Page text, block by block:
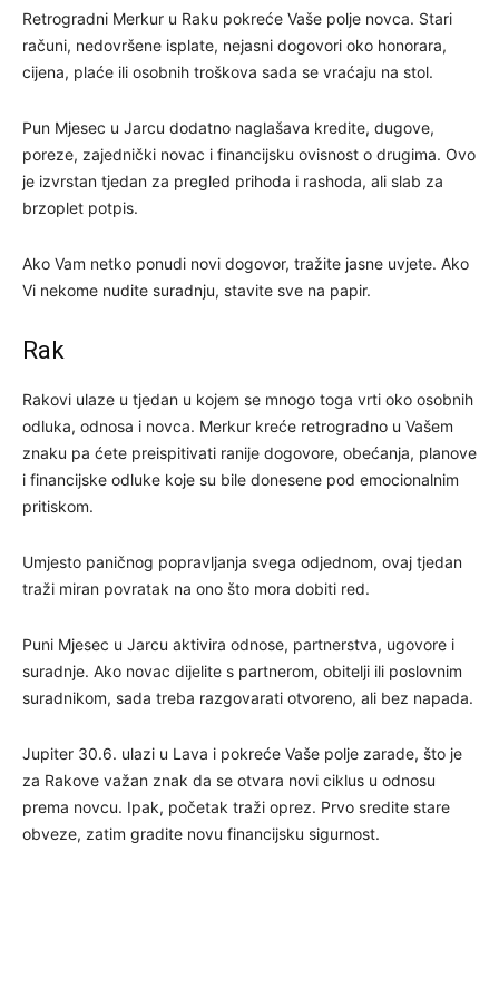
Retrogradni Merkur u Raku pokreće Vaše polje novca. Stari
računi, nedovršene isplate, nejasni dogovori oko honorara,
cijena, plaće ili osobnih troškova sada se vraćaju na stol.
Pun Mjesec u Jarcu dodatno naglašava kredite, dugove,
poreze, zajednički novac i financijsku ovisnost o drugima. Ovo
je izvrstan tjedan za pregled prihoda i rashoda, ali slab za
brzoplet potpis.
Ako Vam netko ponudi novi dogovor, tražite jasne uvjete. Ako
Vi nekome nudite suradnju, stavite sve na papir.
Rak
Rakovi ulaze u tjedan u kojem se mnogo toga vrti oko osobnih
odluka, odnosa i novca. Merkur kreće retrogradno u Vašem
znaku pa ćete preispitivati ranije dogovore, obećanja, planove
i financijske odluke koje su bile donesene pod emocionalnim
pritiskom.
Umjesto paničnog popravljanja svega odjednom, ovaj tjedan
traži miran povratak na ono što mora dobiti red.
Puni Mjesec u Jarcu aktivira odnose, partnerstva, ugovore i
suradnje. Ako novac dijelite s partnerom, obitelji ili poslovnim
suradnikom, sada treba razgovarati otvoreno, ali bez napada.
Jupiter 30.6. ulazi u Lava i pokreće Vaše polje zarade, što je
za Rakove važan znak da se otvara novi ciklus u odnosu
prema novcu. Ipak, početak traži oprez. Prvo sredite stare
obveze, zatim gradite novu financijsku sigurnost.